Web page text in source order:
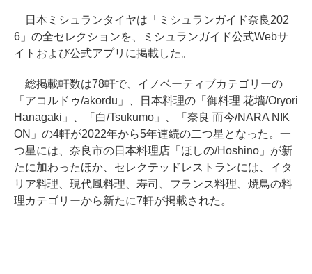
日本ミシュランタイヤは「ミシュランガイド奈良202
6」の全セレクションを、ミシュランガイド公式Webサ
イトおよび公式アプリに掲載した。
総掲載軒数は78軒で、イノベーティブカテゴリーの
「アコルドゥ/akordu」、日本料理の「御料理 花墻/Oryori
Hanagaki」、「白/Tsukumo」、「奈良 而今/NARA NIK
ON」の4軒が2022年から5年連続の二つ星となった。一
つ星には、奈良市の日本料理店「ほしの/Hoshino」が新
たに加わったほか、セレクテッドレストランには、イタ
リア料理、現代風料理、寿司、フランス料理、焼鳥の料
理カテゴリーから新たに7軒が掲載された。